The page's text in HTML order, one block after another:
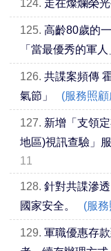
124. 走在燦爛榮
125. 高齡80歲的
「當最優秀的軍人
126. 共諜案頻傳
氣節」
(服務照顧
127. 新增「支領
地區)視訊查驗」
11
128. 針對共諜滲
國家安全。
(服
129. 軍職優惠存